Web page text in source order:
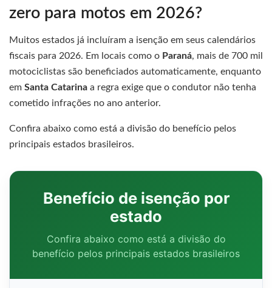
zero para motos em 2026?
Muitos estados já incluíram a isenção em seus calendários
fiscais para 2026. Em locais como o Paraná, mais de 700 mil
motociclistas são beneficiados automaticamente, enquanto
em Santa Catarina a regra exige que o condutor não tenha
cometido infrações no ano anterior.
Confira abaixo como está a divisão do benefício pelos
principais estados brasileiros.
Benefício de isenção por
estado
Confira abaixo como está a divisão do
benefício pelos principais estados brasileiros